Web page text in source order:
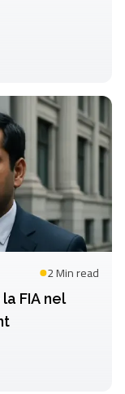
2 Minread
FIA nel